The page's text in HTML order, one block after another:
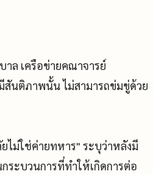
ล เครือข่ายคณาจารย์
สันติภาพนั้น ไม่สามารถข่มขู่ด้วย
ไม่ใช่ค่ายทหาร" ระบุว่าหลังมี
ระบวนการที่ทำให้เกิดการต่อ